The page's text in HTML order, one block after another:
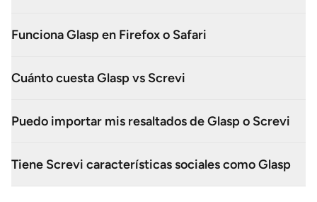
Funciona Glasp en Firefox o Safari
Cuánto cuesta Glasp vs Screvi
Puedo importar mis resaltados de Glasp o Screvi
Tiene Screvi características sociales como Glasp